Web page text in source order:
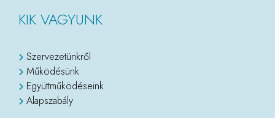
KIK VAGYUNK
Szervezetünkről
Működésünk
Együttműködéseink
Alapszabály